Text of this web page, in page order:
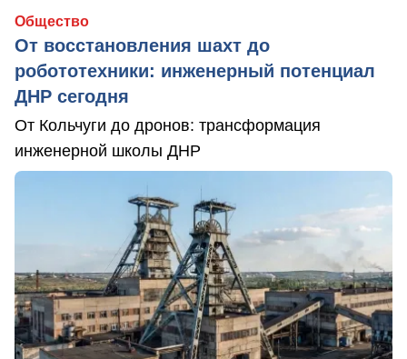
Общество
От восстановления шахт до
робототехники: инженерный потенциал
ДНР сегодня
От Кольчуги до дронов: трансформация
инженерной школы ДНР